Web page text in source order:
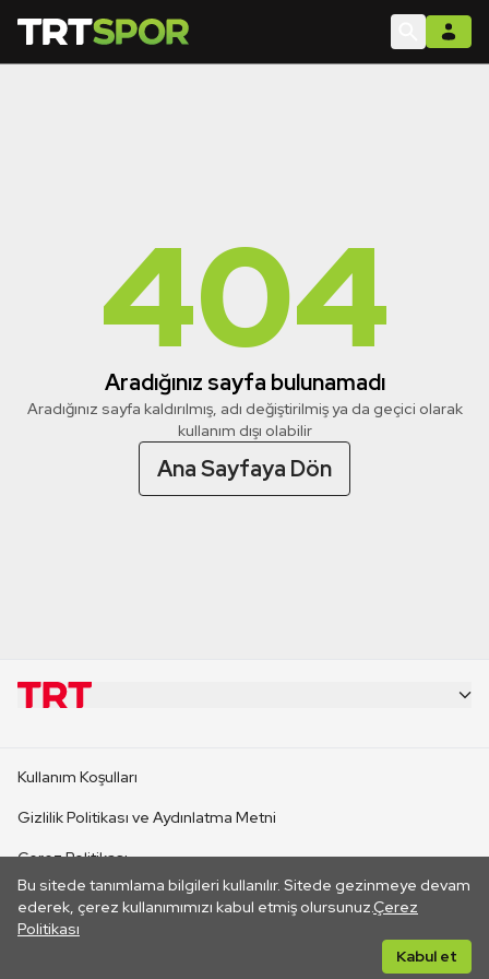
404
Aradığınız sayfa bulunamadı
Aradığınız sayfa kaldırılmış, adı değiştirilmiş ya da geçici olarak
kullanım dışı olabilir
Ana Sayfaya Dön
Bu sitede tanımlama bilgileri kullanılır. Sitede gezinmeye devam
ederek, çerez kullanımımızı kabul etmiş olursunuz.Çerez
Politikası
Kabul et
CANLI YAYINLAR
Kullanım Koşulları
Gizlilik Politikası ve Aydınlatma Metni
Çerez Politikası
İletişim
Her hakkı saklıdır. ©2026 TRT. Bağlantı yoluyla gidilen dış